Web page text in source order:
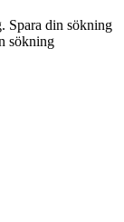
Spara din sökning
sökning